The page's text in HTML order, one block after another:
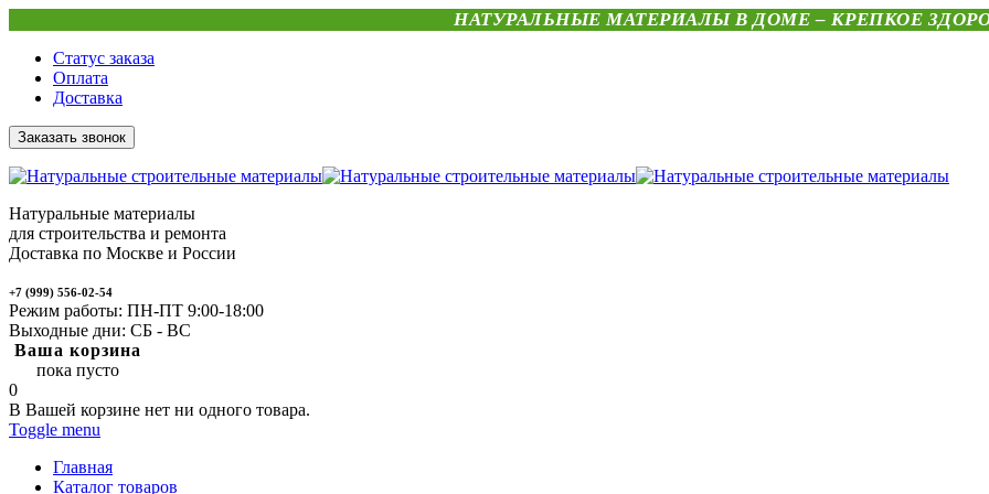
НАТУРАЛЬНЫЕ МАТЕРИАЛЫ В ДОМЕ – КРЕПКОЕ
Статус заказа
Оплата
Доставка
Заказать звонок
Натуральные материалы
для строительства и ремонта
Доставка по Москве и России
+7 (999) 556-02-54
Режим работы: ПН-ПТ 9:00-18:00
Выходные дни: СБ - ВС
Ваша корзина
пока пусто
0
В Вашей корзине нет ни одного товара.
Toggle menu
Главная
Каталог товаров